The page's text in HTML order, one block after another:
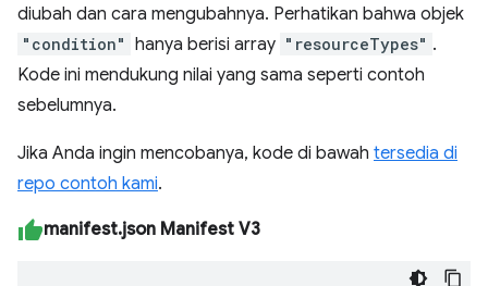
diubah dan cara mengubahnya. Perhatikan bahwa objek
"condition" hanya berisi array "resourceTypes" .
Kode ini mendukung nilai yang sama seperti contoh
sebelumnya.
Jika Anda ingin mencobanya, kode di bawah tersedia di
repo contoh kami.
manifest.json Manifest V3